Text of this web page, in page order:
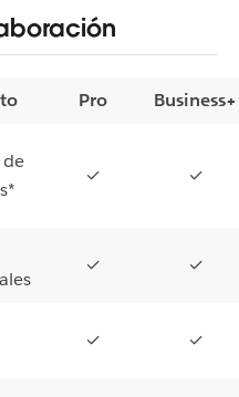
Pro
Business+
✓ ✓
✓ ✓
✓ ✓